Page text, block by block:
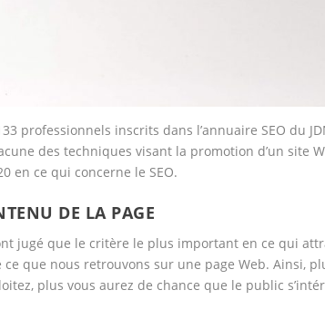
professionnels inscrits dans l’annuaire SEO du
des techniques visant la promotion d’un site
en ce qui concerne le SEO.
DE LA PAGE
jugé que le critère le plus important en ce qui
que nous retrouvons sur une page Web. Ainsi,
plus vous aurez de chance que le public